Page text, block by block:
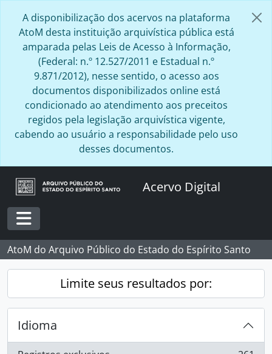
A disponibilização dos acervos na plataforma
AtoM desta instituição arquivística pública está
amparada pelas Leis de Acesso à Informação,
(Federal: n.º 12.527/2011 e Estadual n.º
9.871/2012), nesse sentido, o acesso aos
documentos disponibilizados online está
condicionado ao atendimento aos preceitos
regidos pela legislação arquivística vigente,
cabendo ao usuário a responsabilidade pelo uso
desses documentos.
Acervo Digital
Toggle navigation
AtoM do Arquivo Público do Estado do Espírito Santo
Limite seus resultados por:
Idioma